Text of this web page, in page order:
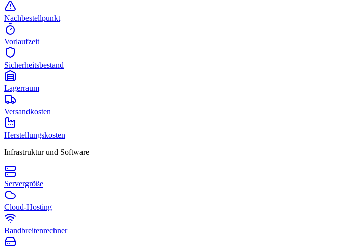
Nachbestellpunkt
Vorlaufzeit
Sicherheitsbestand
Lagerraum
Versandkosten
Herstellungskosten
Infrastruktur und Software
Servergröße
Cloud-Hosting
Bandbreitenrechner